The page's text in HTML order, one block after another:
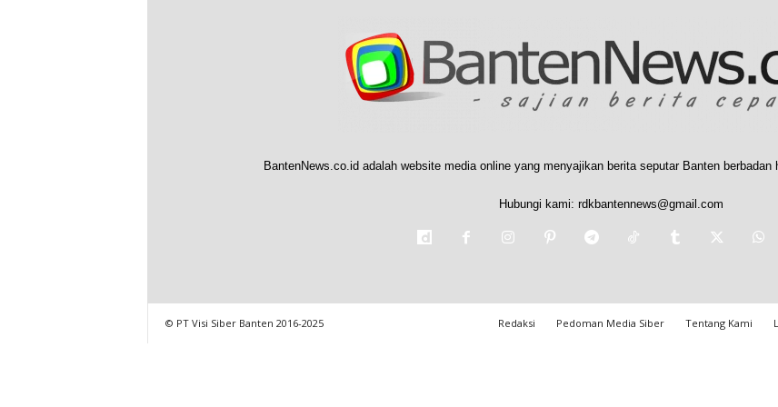
BantenNews.co.id adalah website media online yang menyajikan berita seputar Banten
Hubungi kami: rdkbantennews@gmail.com
Redaksi Pedoman Media Siber Tentang Kami
© PT Visi Siber Banten 2016-2025